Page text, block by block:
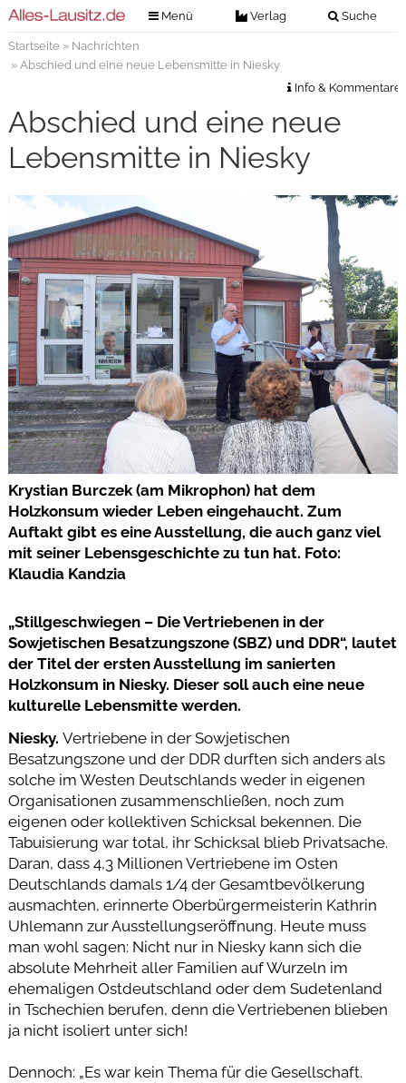
Menü Verlag Suche
Verlag
Kontakt
Impressum
Veranstaltungstickets
Anzeigenannahme
Digitale Ausgaben
Startseite» Nachrichten
» Abschied und eine neue Lebensmitte in Niesky
Info & Kommentare
Abschied und eine neue
Lebensmitte in Niesky
Krystian Burczek (am Mikrophon) hat dem
Holzkonsum wieder Leben eingehaucht. Zum
Auftakt gibt es eine Ausstellung, die auch ganz viel
mit seiner Lebensgeschichte zu tun hat. Foto:
Klaudia Kandzia
„Stillgeschwiegen – Die Vertriebenen in der
Sowjetischen Besatzungszone (SBZ) und DDR“, lautet
der Titel der ersten Ausstellung im sanierten
Holzkonsum in Niesky. Dieser soll auch eine neue
kulturelle Lebensmitte werden.
Niesky. Vertriebene in der Sowjetischen
Besatzungszone und der DDR durften sich anders als
solche im Westen Deutschlands weder in eigenen
Organisationen zusammenschließen, noch zum
eigenen oder kollektiven Schicksal bekennen. Die
Tabuisierung war total, ihr Schicksal blieb Privatsache.
Daran, dass 4,3 Millionen Vertriebene im Osten
Deutschlands damals 1/4 der Gesamtbevölkerung
ausmachten, erinnerte Oberbürgermeisterin Kathrin
Uhlemann zur Ausstellungseröffnung. Heute muss
man wohl sagen: Nicht nur in Niesky kann sich die
absolute Mehrheit aller Familien auf Wurzeln im
ehemaligen Ostdeutschland oder dem Sudetenland
in Tschechien berufen, denn die Vertriebenen blieben
ja nicht isoliert unter sich!
Dennoch: „Es war kein Thema für die Gesellschaft.